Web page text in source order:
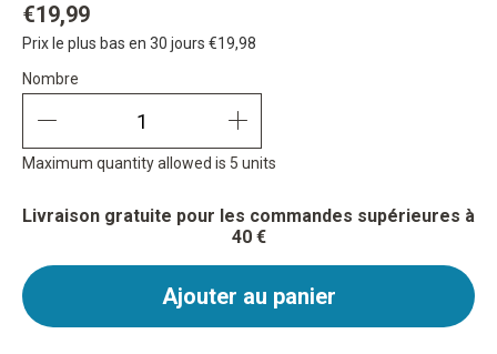
€19,99
Prix le plus bas en 30 jours €19,98
Nombre
Nombre
Maximum quantity allowed is 5 units
Livraison gratuite pour les commandes supérieures à
40 €
Ajouter au panier